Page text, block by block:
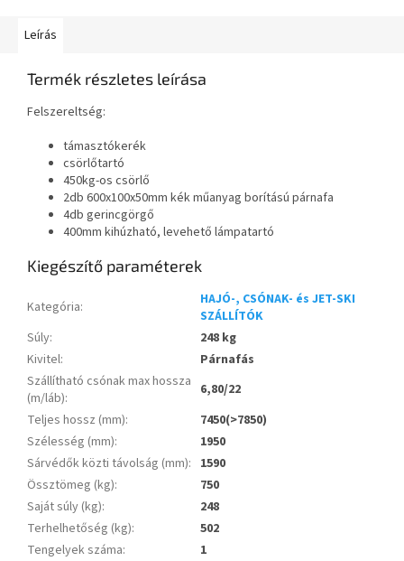
Leírás
Termék részletes leírása
Felszereltség:
támasztókerék
csörlőtartó
450kg-os csörlő
2db 600x100x50mm kék műanyag borítású párnafa
4db gerincgörgő
400mm kihúzható, levehető lámpatartó
Kiegészítő paraméterek
Kategória:
HAJÓ-, CSÓNAK- és JET-SKI
SZÁLLÍTÓK
Súly:
248 kg
Kivitel:
Párnafás
Szállítható csónak max hossza
(m/láb):
6,80/22
Teljes hossz (mm):
7450(>7850)
Szélesség (mm):
1950
Sárvédők közti távolság (mm): 1590
Össztömeg (kg):
750
Saját súly (kg):
248
Terhelhetőség (kg):
502
Tengelyek száma:
1